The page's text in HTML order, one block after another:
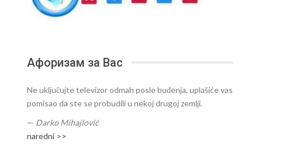
Афоризам за Вас
Ne uključujte televizor odmah posle buđenja, uplašiće vas
pomisao da ste se probudili u nekoj drugoj zemlji.
— Darko Mihajlović
naredni >>